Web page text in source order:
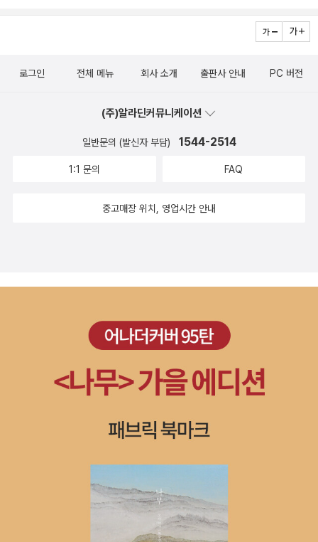
로그인 전체 메뉴 회사 소개 출판사 안내 PC 버전
(주)알라딘커뮤니케이션
일반문의 (발신자 부담) 1544-2514
1:1 문의 FAQ
중고매장 위치, 영업시간 안내